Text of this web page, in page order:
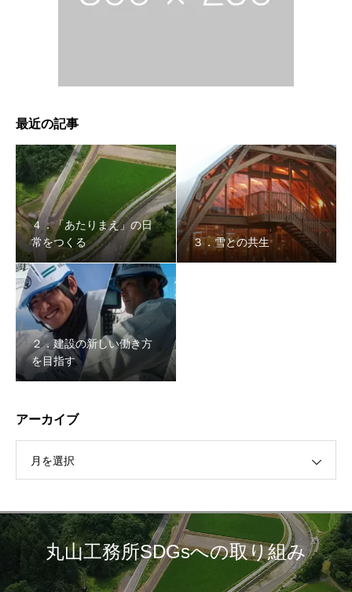
最近の記事
４．「あたりまえ」の日
常をつくる
３．雪との共生
２．建設の新しい働き方
を目指す
アーカイブ
月を選択
丸山工務所SDGsへの取り組み